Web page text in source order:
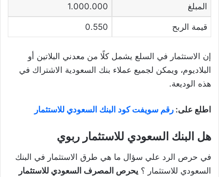
المبلغ 1.000.000
قيمة الربح 0.550
إن الاستثمار في السلع يشمل كلًا من معدني البلاتين أو
البلاديوم، ويمكن لجميع عملاء بنك السعودية الاشتراك في
هذه الوديعة.
اطلع على: رقم سويفت كود البنك السعودي للاستثمار
هل البنك السعودي للاستثمار ربوي
في حرص الرد علي سؤال ما هي طرق الاستثمار في البنك
السعودي للاستثمار ؟ يحرص المصرف السعودي للاستثمار